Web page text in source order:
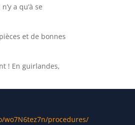
a qu’à se
et de bonnes
! En guirlandes,
procedures/